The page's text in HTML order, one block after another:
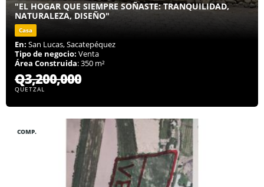
"EL HOGAR QUE SIEMPRE SOÑASTE: TRANQUILIDAD,
NATURALEZA, DISEÑO"
Casa
En: San Lucas, Sacatepéquez
Tipo de negocio: Venta
Área Construida: 350 m²
Q3,200,000
QUETZAL
COMP.